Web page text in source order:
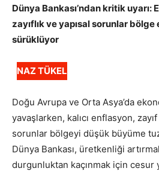
Dünya Bankası’ndan kritik uyarı:
zayıflık ve yapısal sorunlar
sürüklüyor
NAZ TÜKEL
Doğu Avrupa ve Orta Asya’da
yavaşlarken, kalıcı enflasyon,
sorunlar bölgeyi düşük büyüme
Dünya Bankası, üretkenliği
durgunluktan kaçınmak için cesur